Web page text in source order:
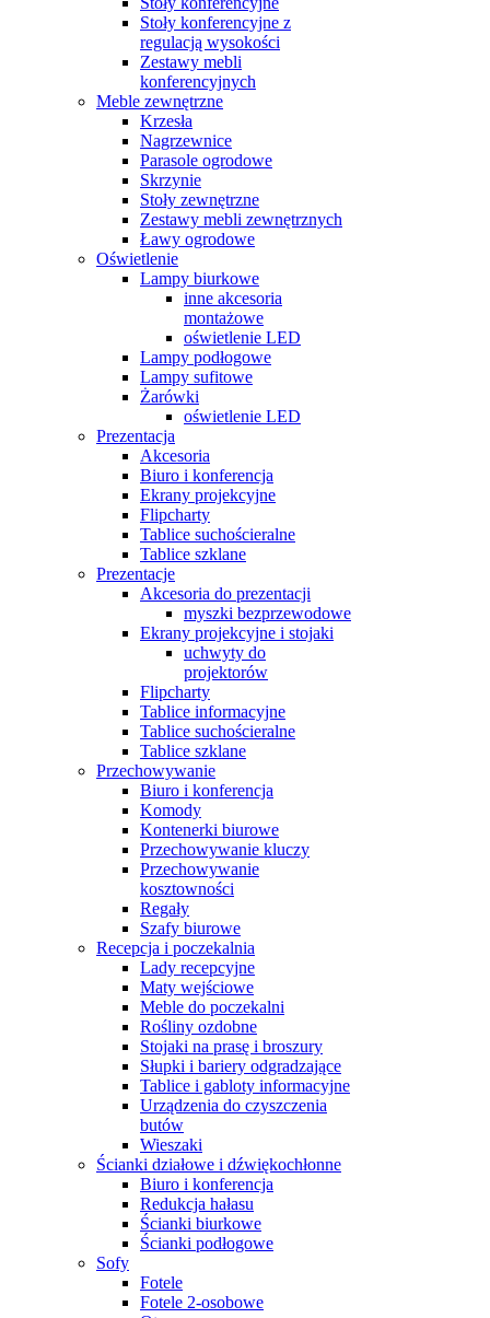
Stoły konferencyjne z
regulacją wysokości
Zestawy mebli
konferencyjnych
Meble zewnętrzne
Krzesła
Nagrzewnice
Parasole ogrodowe
Skrzynie
Stoły zewnętrzne
Zestawy mebli zewnętrznych
Ławy ogrodowe
Oświetlenie
Lampy biurkowe
inne akcesoria
montażowe
oświetlenie LED
Lampy podłogowe
Lampy sufitowe
Żarówki
oświetlenie LED
Prezentacja
Akcesoria
Biuro i konferencja
Ekrany projekcyjne
Flipcharty
Tablice suchościeralne
Tablice szklane
Prezentacje
Akcesoria do prezentacji
myszki bezprzewodowe
Ekrany projekcyjne i stojaki
uchwyty do
projektorów
Flipcharty
Tablice informacyjne
Tablice suchościeralne
Tablice szklane
Przechowywanie
Biuro i konferencja
Komody
Kontenerki biurowe
Przechowywanie kluczy
Przechowywanie
kosztowności
Regały
Szafy biurowe
Recepcja i poczekalnia
Lady recepcyjne
Maty wejściowe
Meble do poczekalni
Rośliny ozdobne
Stojaki na prasę i broszury
Słupki i bariery odgradzające
Tablice i gabloty informacyjne
Urządzenia do czyszczenia
butów
Wieszaki
Ścianki działowe i dźwiękochłonne
Biuro i konferencja
Redukcja hałasu
Ścianki biurkowe
Ścianki podłogowe
Sofy
Fotele
Fotele 2-osobowe